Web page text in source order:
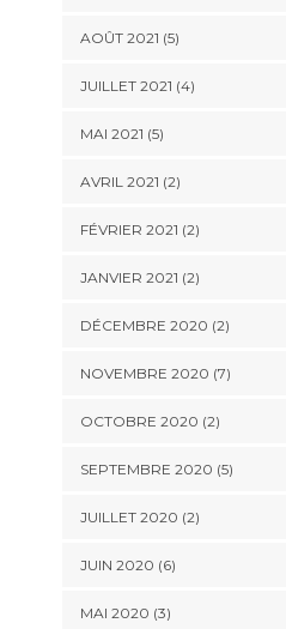
AOÛT 2021 (5)
JUILLET 2021 (4)
MAI 2021 (5)
AVRIL 2021 (2)
FÉVRIER 2021 (2)
JANVIER 2021 (2)
DÉCEMBRE 2020 (2)
NOVEMBRE 2020 (7)
OCTOBRE 2020 (2)
SEPTEMBRE 2020 (5)
JUILLET 2020 (2)
JUIN 2020 (6)
MAI 2020 (3)